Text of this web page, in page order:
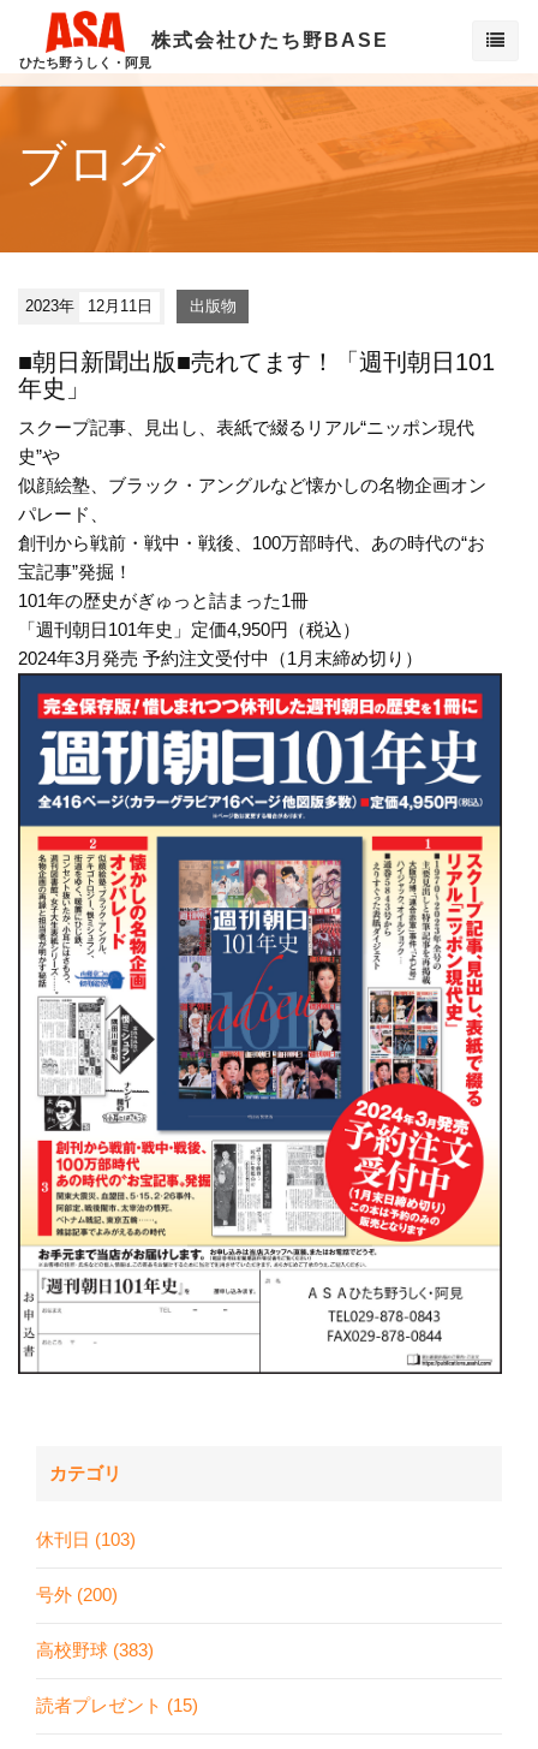
ひたち野うしく・阿見
株式会社ひたち野BASE
ブログ
2023年 12月11日 出版物
■朝日新聞出版■売れてます！「週刊朝日101
年史」
スクープ記事、見出し、表紙で綴るリアル“ニッポン現代
史”や
似顔絵塾、ブラック・アングルなど懐かしの名物企画オン
パレード、
創刊から戦前・戦中・戦後、100万部時代、あの時代の“お
宝記事”発掘！
101年の歴史がぎゅっと詰まった1冊
「週刊朝日101年史」 定価4,950円（税込）
2024年3月発売 予約注文受付中（1月末締め切り）
カテゴリ
休刊日 (103)
号外 (200)
高校野球 (383)
読者プレゼント (15)